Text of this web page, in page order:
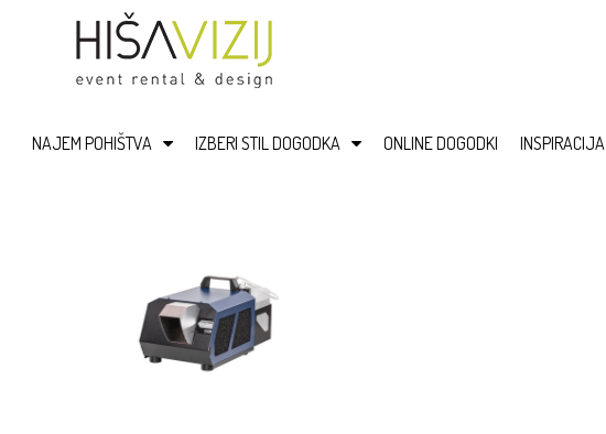
NAJEM POHIŠTVA IZBERI STIL DOGODKA ONLINE DOGODKI INSPIRACIJA